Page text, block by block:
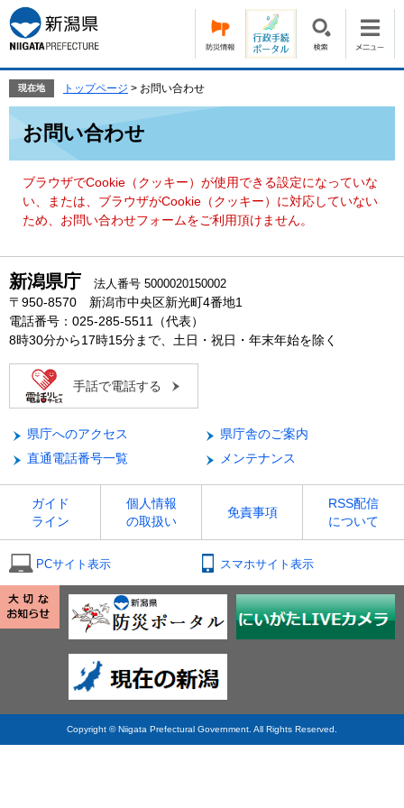
ー
ジ
の
頭
す。
ニ
ュ
ー
飛
て
現在地 トップページ > お問い合わせ
お問い合わせ
ブラウザでCookie（クッキー）が使用できる設定になっていな
い、または、ブラウザがCookie（クッキー）に対応していない
ため、お問い合わせフォームをご利用頂けません。
新潟県庁 法人番号 5000020150002
〒950-8570 新潟市中央区新光町4番地1
電話番号：025-285-5511（代表）
8時30分から17時15分まで、土日・祝日・年末年始を除く
手話で電話する
県庁へのアクセス
県庁舎のご案内
直通電話番号一覧
メンテナンス
ガイド
ライン
個人情報
の取扱い
免責事項
RSS配信
について
PCサイト表示 スマホサイト表示
Copyright © Niigata Prefectural Government. All Rights Reserved.